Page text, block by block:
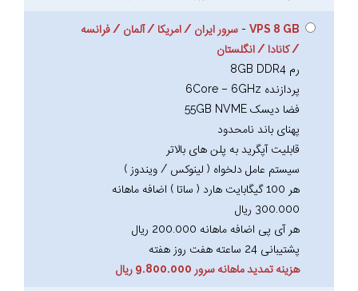
VPS 8 GB
- سرور ایران / امریکا / آلمان / فرانسه
/ کانادا / انگلستان
رم 8GB DDR4
پردازنده 6Core – 6GHz
فضا دیسک 55GB NVME
پهنای باند نامحدود
قابلیت آپگرید به پلن های بالاتر
سیستم عامل دلخواه ( لینوکس / ویندوز )
هر 100 گیگابایت هارد ( ساتا ) اضافه ماهانه
300.000 ریال
هر آی پی اضافه ماهانه 200.000 ریال
پشتیبانی 24 ساعته هفت روز هفته
هزینه تمدید ماهانه سرور 9.800.000 ریال